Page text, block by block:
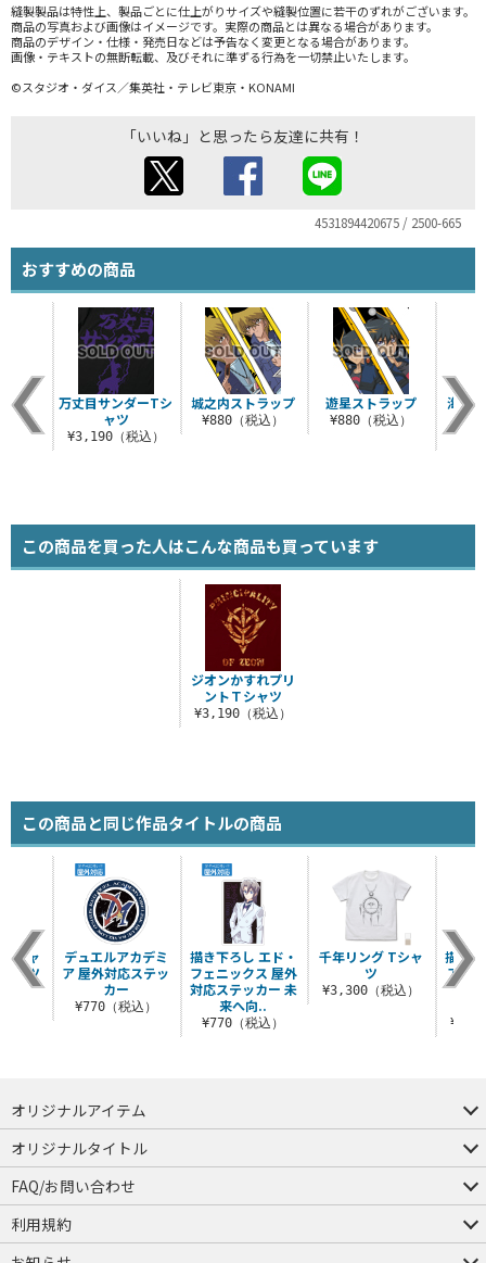
縫製製品は特性上、製品ごとに仕上がりサイズや縫製位置に若干のずれがございます。
商品の写真および画像はイメージです。実際の商品とは異なる場合があります。
商品のデザイン・仕様・発売日などは予告なく変更となる場合があります。
画像・テキストの無断転載、及びそれに準ずる行為を一切禁止いたします。
©スタジオ・ダイス／集英社・テレビ東京・KONAMI
「いいね」と思ったら友達に共有！
4531894420675 / 2500-665
おすすめの商品
城之内ストラップ
¥880（税込）
遊星ストラップ
¥880（税込）
海馬
ョン
プ
込）
万丈目サンダーTシ
ャツ
¥3,190（税込）
この商品を買った人はこんな商品も買っています
ジオンかすれプリ
ントＴシャツ
¥3,190（税込）
この商品と同じ作品タイトルの商品
描き下ろし エド・
フェニックス 屋外
対応ステッカー 未
来へ向..
¥770（税込）
千年リング Tシャ
ツ
¥3,300（税込）
描き
アク
（大
シャ
ャツ
デュエルアカデミ
ア 屋外対応ステッ
カー
¥770（税込）
オリジナルアイテム
つままれ
つかまれ
ピョコッテ
オリジナルタイトル
アイテムヤ
ミスカトニック大學購買部
FAQ/お問い合わせ
FAQ
お問い合わせ
利用規約
会員規約・ポイント規約
特定商取引法に関する表示
プライバシーポリシー